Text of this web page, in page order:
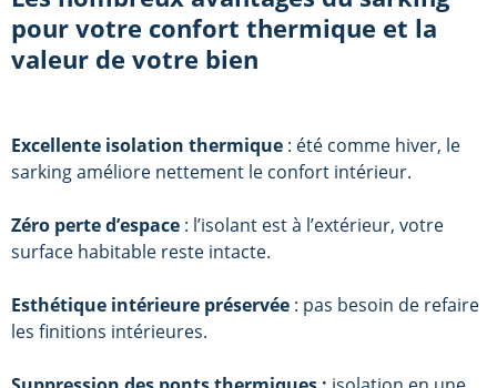
pour votre confort thermique et la
valeur de votre bien
Excellente isolation thermique : été comme hiver, le
sarking améliore nettement le confort intérieur.
Zéro perte d’espace : l’isolant est à l’extérieur, votre
surface habitable reste intacte.
Esthétique intérieure préservée : pas besoin de refaire
les finitions intérieures.